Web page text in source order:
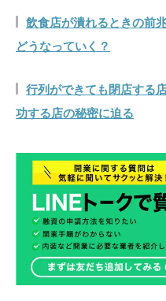
飲食店が潰れるときの前
どうなっていく？
行列ができても閉店する
功する店の秘密に迫る